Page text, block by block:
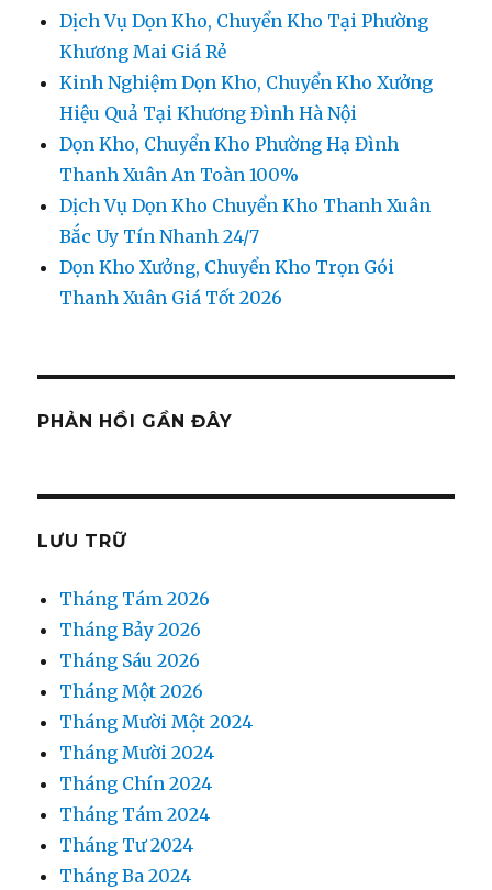
Dịch Vụ Dọn Kho, Chuyển Kho Tại Phường
Khương Mai Giá Rẻ
Kinh Nghiệm Dọn Kho, Chuyển Kho Xưởng
Hiệu Quả Tại Khương Đình Hà Nội
Dọn Kho, Chuyển Kho Phường Hạ Đình
Thanh Xuân An Toàn 100%
Dịch Vụ Dọn Kho Chuyển Kho Thanh Xuân
Bắc Uy Tín Nhanh 24/7
Dọn Kho Xưởng, Chuyển Kho Trọn Gói
Thanh Xuân Giá Tốt 2026
PHẢN HỒI GẦN ĐÂY
LƯU TRỮ
Tháng Tám 2026
Tháng Bảy 2026
Tháng Sáu 2026
Tháng Một 2026
Tháng Mười Một 2024
Tháng Mười 2024
Tháng Chín 2024
Tháng Tám 2024
Tháng Tư 2024
Tháng Ba 2024